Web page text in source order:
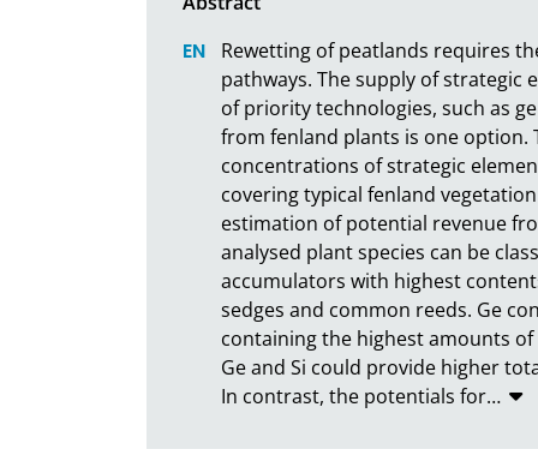
Rewetting of peatlands requires
pathways. The supply of
of priority technologies, such as
from fenland plants is one
concentrations of strategic
covering typical fenland
estimation of potential revenue
analysed plant species can be
accumulators with highest
sedges and common reeds. Ge
containing the highest amounts of
Ge and Si could provide higher
In contrast, the potentials for…